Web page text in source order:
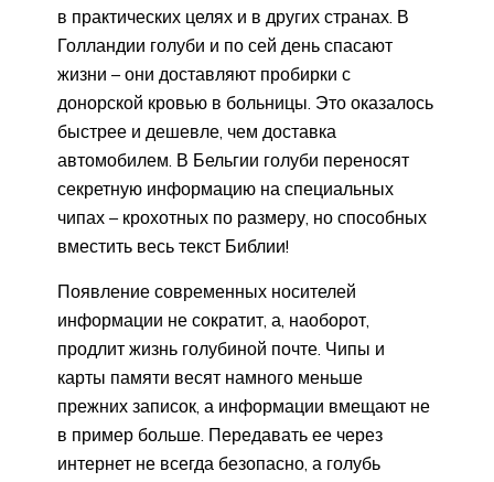
в практических целях и в других странах. В
Голландии голуби и по сей день спасают
жизни – они доставляют пробирки с
донорской кровью в больницы. Это оказалось
быстрее и дешевле, чем доставка
автомобилем. В Бельгии голуби переносят
секретную информацию на специальных
чипах – крохотных по размеру, но способных
вместить весь текст Библии!
Появление современных носителей
информации не сократит, а, наоборот,
продлит жизнь голубиной почте. Чипы и
карты памяти весят намного меньше
прежних записок, а информации вмещают не
в пример больше. Передавать ее через
интернет не всегда безопасно, а голубь